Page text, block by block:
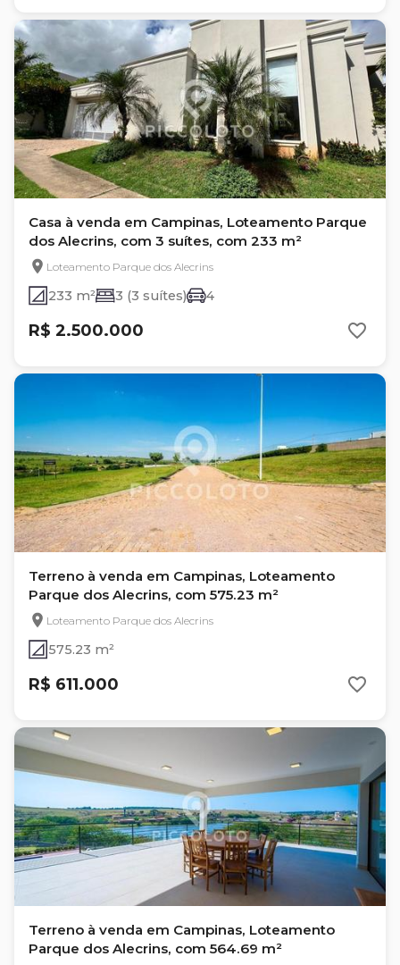
Casa à venda em Campinas, Loteamento Parque
dos Alecrins, com 3 suítes, com 233 m²
Loteamento Parque dos Alecrins
233 m² 3 (3 suítes) 4
R$ 2.500.000
Terreno à venda em Campinas, Loteamento
Parque dos Alecrins, com 575.23 m²
Loteamento Parque dos Alecrins
575.23 m²
R$ 611.000
Terreno à venda em Campinas, Loteamento
Parque dos Alecrins, com 564.69 m²